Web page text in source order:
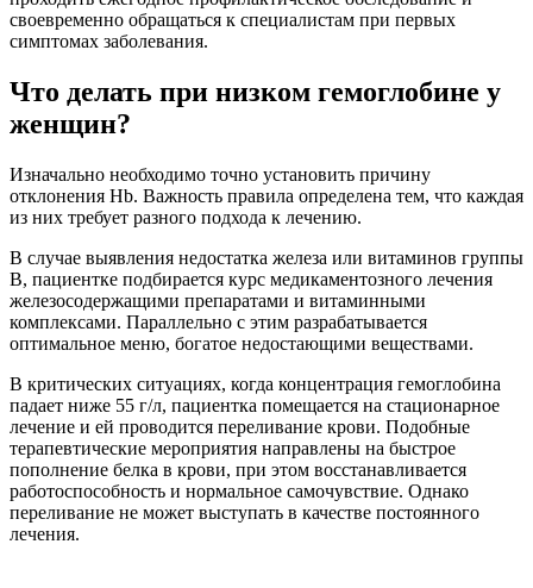
своевременно обращаться к специалистам при первых
симптомах заболевания.
Что делать при низком гемоглобине у
женщин?
Изначально необходимо точно установить причину
отклонения Hb. Важность правила определена тем, что каждая
из них требует разного подхода к лечению.
В случае выявления недостатка железа или витаминов группы
В, пациентке подбирается курс медикаментозного лечения
железосодержащими препаратами и витаминными
комплексами. Параллельно с этим разрабатывается
оптимальное меню, богатое недостающими веществами.
В критических ситуациях, когда концентрация гемоглобина
падает ниже 55 г/л, пациентка помещается на стационарное
лечение и ей проводится переливание крови. Подобные
терапевтические мероприятия направлены на быстрое
пополнение белка в крови, при этом восстанавливается
работоспособность и нормальное самочувствие. Однако
переливание не может выступать в качестве постоянного
лечения.